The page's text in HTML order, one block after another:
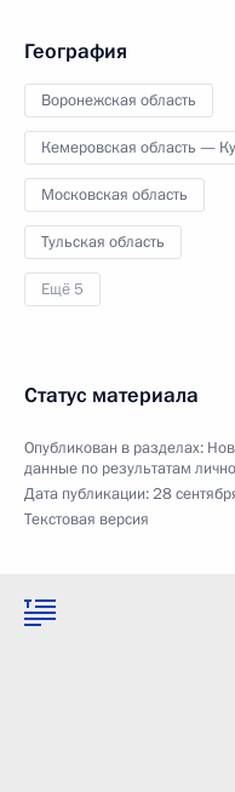
География
Воронежская область
Кемеровская область —
Московская область
Тульская область
Ещё 5
Статус материала
Опубликован в разделах:
данные по результатам
Дата публикации:28
Текстовая версия